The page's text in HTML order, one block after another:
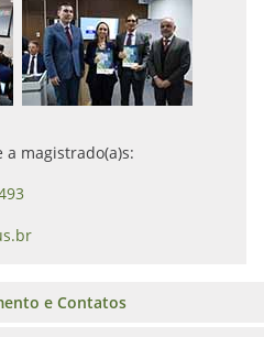
magistrado(a)s:
e Contatos